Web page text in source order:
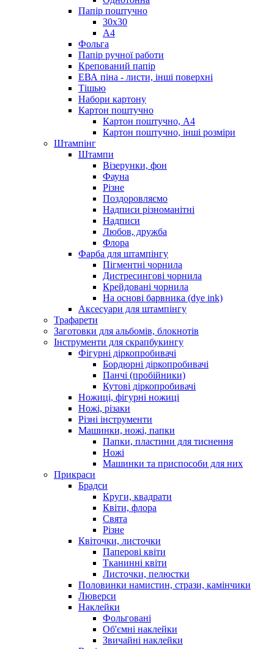
Папір поштучно
30х30
А4
Фольга
Папір ручної работи
Крепований папір
ЕВА піна - листи, інші поверхні
Тішью
Набори картону
Картон поштучно
Картон поштучно, А4
Картон поштучно, інші розміри
Штампінг
Штампи
Візерунки, фон
Фауна
Різне
Поздоровляємо
Надписи різноманітні
Надписи
Любов, дружба
Флора
Фарба для штампінгу
Пігментні чорнила
Дистресингові чорнила
Крейдовані чорнила
На основі барвника (dye ink)
Аксесуари для штампінгу
Трафарети
Заготовки для альбомів, блокнотів
Інструменти для скрапбукингу
Фігурні діркопробивачі
Бордюрні діркопробивачі
Панчі (пробійники)
Кутові діркопробивачі
Ножиці, фігурні ножиці
Ножі, різаки
Різні інструменти
Машинки, ножі, папки
Папки, пластини для тиснення
Ножі
Машинки та приспособи для них
Прикраси
Брадси
Круги, квадрати
Квіти, флора
Свята
Різне
Квіточки, листочки
Паперові квіти
Тканинні квіти
Листочки, пелюстки
Половинки намистин, стрази, камінчики
Люверси
Наклейки
Фольговані
Об'ємні наклейки
Звичайні наклейки